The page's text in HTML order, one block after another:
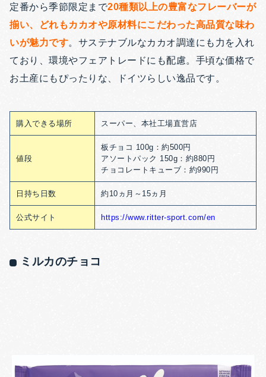
定番から季節限定まで20種類以上の豊富なフレーバーが
揃い、どれもカカオや原材料にこだわった高品質な味わ
いが魅力です。 サステナブルなカカオ調達にも力を入れ
ており、環境やフェアトレードにも配慮。手頃な価格で
お土産にもぴったりな、ドイツらしい逸品です。
購入できる場所 スーパー、本社工場直営店
値段
板チョコ 100g：約500円
アソートパック 150g：約880円
チョコレートキューブ：約990円
日持ち日数 約10ヵ月～15ヵ月
公式サイト https://www.ritter-sport.com/en
ミルカのチョコ